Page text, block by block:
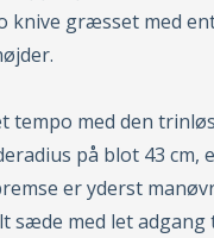
knive græsset med
tempo med den
på blot 43
er yderst
sæde med let adgang